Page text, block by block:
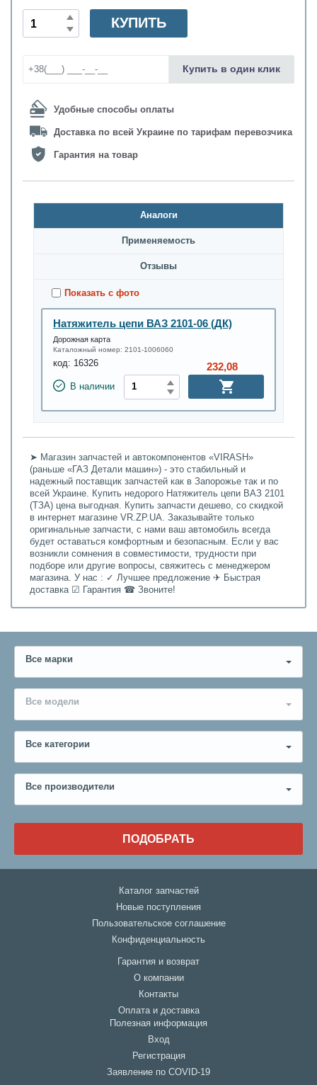
Удобные способы оплаты
Доставка по всей Украине по тарифам перевозчика
Гарантия на товар
КУПИТЬ
Купить в один клик
Аналоги
Применяемость
Oтзывы
Показать с фото
Натяжитель цепи ВАЗ 2101-06 (ДК)
Дорожная карта
Каталожный номер: 2101-1006060
код: 16326
В наличии
232,08
➤ Магазин запчастей и автокомпонентов «VIRASH»
(раньше «ГАЗ Детали машин») - это стабильный и
надежный поставщик запчастей как в Запорожье так и по
всей Украине. Купить недорого Натяжитель цепи ВАЗ 2101
(ТЗА) цена выгодная. Купить запчасти дешево, со скидкой
в интернет магазине VR.ZP.UA. Заказывайте только
оригинальные запчасти, с нами ваш автомобиль всегда
будет оставаться комфортным и безопасным. Если у вас
возникли сомнения в совместимости, трудности при
подборе или другие вопросы, свяжитесь с менеджером
магазина. У нас : ✓ Лучшее предложение ✈ Быстрая
доставка ☑ Гарантия ☎ Звоните!
Все марки
Все модели
Все категории
Все производители
ПОДОБРАТЬ
Каталог запчастей
Новые поступления
Пользовательское соглашение
Конфиденциальность
Гарантия и возврат
О компании
Контакты
Оплата и доставка
Полезная информация
Вход
Регистрация
Заявление по COVID-19